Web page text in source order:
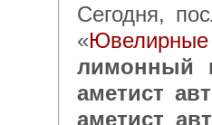
Сегодня, после 15:00 по московскому времени в каталоге
«Ювелирные
лимонный
аметист
аметист